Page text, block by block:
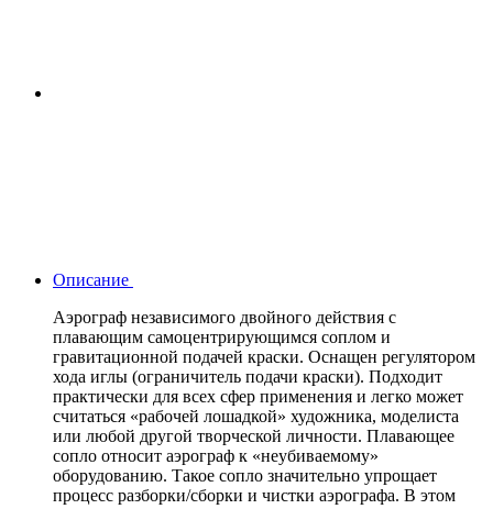
Описание
Аэрограф независимого двойного действия с
плавающим самоцентрирующимся соплом и
гравитационной подачей краски. Оснащен регулятором
хода иглы (ограничитель подачи краски). Подходит
практически для всех сфер применения и легко может
считаться «рабочей лошадкой» художника, моделиста
или любой другой творческой личности. Плавающее
сопло относит аэрограф к «неубиваемому»
оборудованию. Такое сопло значительно упрощает
процесс разборки/сборки и чистки аэрографа. В этом